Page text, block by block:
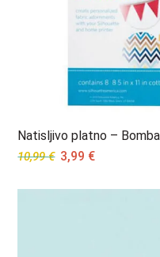
Natisljivo platno –
10,99€ Original
was:
3,99 €Current
is: